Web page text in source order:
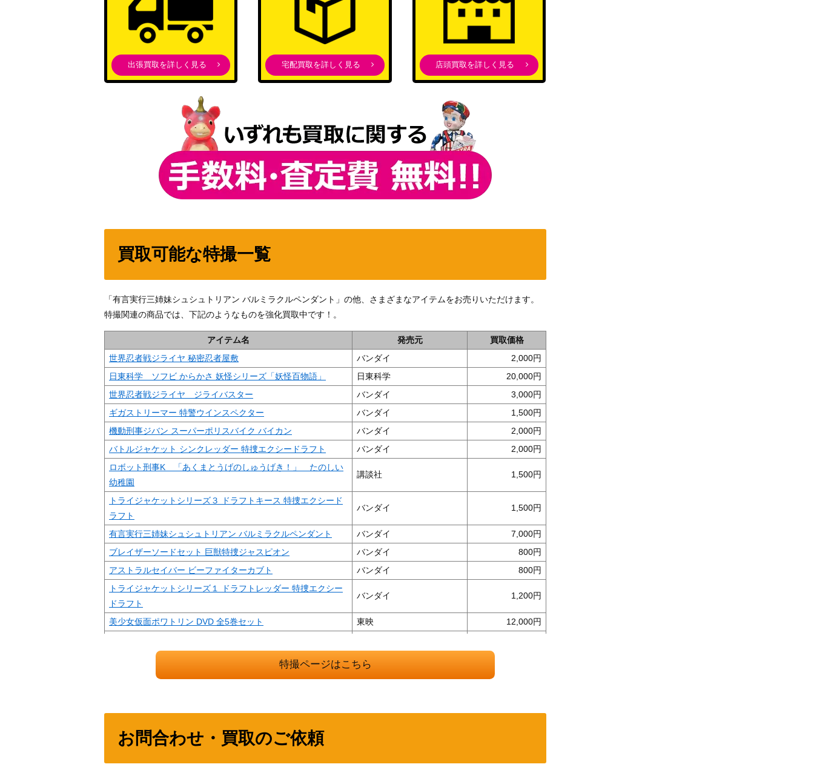
出張買取を詳しく見る 宅配買取を詳しく見る 店頭買取を詳しく見る
買取可能な特撮一覧
「有言実行三姉妹シュシュトリアン バルミラクルペンダント」の他、さまざまなアイテムをお売りいただけます。
特撮関連の商品では、下記のようなものを強化買取中です！。
アイテム名 発売元
買取価格
世界忍者戦ジライヤ 秘密忍者屋敷
バンダイ
2,000
日東科学 ソフビ からかさ 妖怪シリーズ「妖怪百物語」
日東科学
20,000
世界忍者戦ジライヤ ジライバスター
バンダイ
3,000
ギガストリーマー 特警ウインスペクター
バンダイ
1,500
機動刑事ジバン スーパーポリスバイク バイカン
バンダイ
2,000
バトルジャケット シンクレッダー 特捜エクシードラフト
バンダイ
2,000
ロボット刑事K 「あくまとうげのしゅうげき！」 たのしい
幼稚園
講談社 1,500
トライジャケットシリーズ３ ドラフトキース 特捜エクシード
ラフト
バンダイ 1,500
有言実行三姉妹シュシュトリアン バルミラクルペンダント バンダイ
7,000
ブレイザーソードセット 巨獣特捜ジャスピオン
バンダイ
800
アストラルセイバー ビーファイターカブト
バンダイ
800
トライジャケットシリーズ１ ドラフトレッダー 特捜エクシー
ドラフト
バンダイ 1,200
美少女仮面ポワトリン DVD 全5巻セット 東映
12,000
着化指令スペシャルセット 特警ウインスペクター
機動刑事ジバン スーパーポリスマシン レゾン
特撮ページはこちら
お問合わせ・買取のご依頼